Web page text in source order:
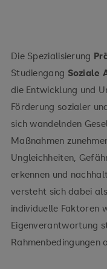
Die Spezialisierung
Studiengang Soziale
die Entwicklung und
Förderung sozialer
sich wandelnden
Maßnahmen
Ungleichheiten,
erkennen und
versteht sich dabei
individuelle Faktoren
Eigenverantwortung
Rahmenbedingungen